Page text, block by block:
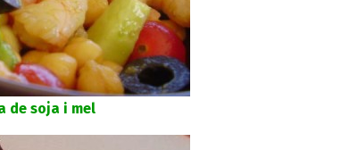
de soja i mel